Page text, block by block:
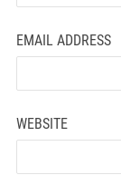
EMAIL ADDRESS
WEBSITE